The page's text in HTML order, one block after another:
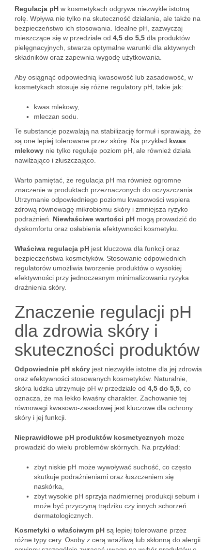
Regulacja pH w kosmetykach odgrywa niezwykle istotną
rolę. Wpływa nie tylko na skuteczność działania, ale także na
bezpieczeństwo ich stosowania. Idealne pH, zazwyczaj
mieszczące się w przedziale od 4,5 do 5,5 dla produktów
pielęgnacyjnych, stwarza optymalne warunki dla aktywnych
składników oraz zapewnia wygodę użytkowania.
Aby osiągnąć odpowiednią kwasowość lub zasadowość, w
kosmetykach stosuje się różne regulatory pH, takie jak:
kwas mlekowy,
mleczan sodu.
Te substancje pozwalają na stabilizację formuł i sprawiają, że
są one lepiej tolerowane przez skórę. Na przykład kwas
mlekowy nie tylko reguluje poziom pH, ale również działa
nawilżająco i złuszczająco.
Warto pamiętać, że regulacja pH ma również ogromne
znaczenie w produktach przeznaczonych do oczyszczania.
Utrzymanie odpowiedniego poziomu kwasowości wspiera
zdrową równowagę mikrobiomu skóry i zmniejsza ryzyko
podrażnień. Niewłaściwe wartości pH mogą prowadzić do
dyskomfortu oraz osłabienia efektywności kosmetyku.
Właściwa regulacja pH jest kluczowa dla funkcji oraz
bezpieczeństwa kosmetyków. Stosowanie odpowiednich
regulatorów umożliwia tworzenie produktów o wysokiej
efektywności przy jednoczesnym minimalizowaniu ryzyka
drażnienia skóry.
Znaczenie regulacji pH
dla zdrowia skóry i
skuteczności produktów
Odpowiednie pH skóry jest niezwykle istotne dla jej zdrowia
oraz efektywności stosowanych kosmetyków. Naturalnie,
skóra ludzka utrzymuje pH w przedziale od 4,5 do 5,5 , co
oznacza, że ma lekko kwaśny charakter. Zachowanie tej
równowagi kwasowo-zasadowej jest kluczowe dla ochrony
skóry i jej funkcji.
Nieprawidłowe pH produktów kosmetycznych może
prowadzić do wielu problemów skórnych. Na przykład:
zbyt niskie pH może wywoływać suchość, co często
skutkuje podrażnieniami oraz łuszczeniem się
naskórka,
zbyt wysokie pH sprzyja nadmiernej produkcji sebum i
może być przyczyną trądziku czy innych schorzeń
dermatologicznych.
Kosmetyki o właściwym pH są lepiej tolerowane przez
różne typy cery. Osoby z cerą wrażliwą lub skłonną do alergii